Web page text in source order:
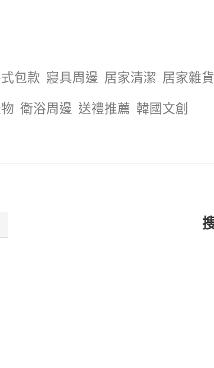
包款 寢具周邊 居家清潔 居家雜貨
衛浴周邊 送禮推薦 韓國文創